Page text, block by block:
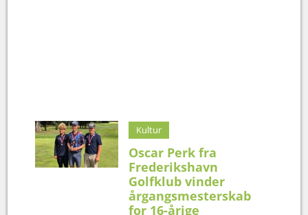
Kultur
Oscar Perk fra
Frederikshavn
Golfklub vinder
årgangsmesterskab
for 16-årige